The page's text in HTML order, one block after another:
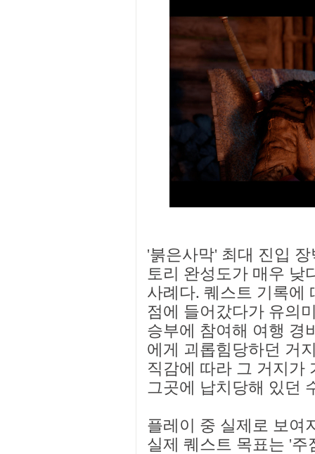
'붉은사막' 최대 진입
토리 완성도가 매우 낮
사례다. 퀘스트 기록에
점에 들어갔다가 유의
승부에 참여해 여행 경
에게 괴롭힘당하던 거
직감에 따라 그 거지가
그곳에 납치당해 있던
플레이 중 실제로 보여
실제 퀘스트 목표는 '